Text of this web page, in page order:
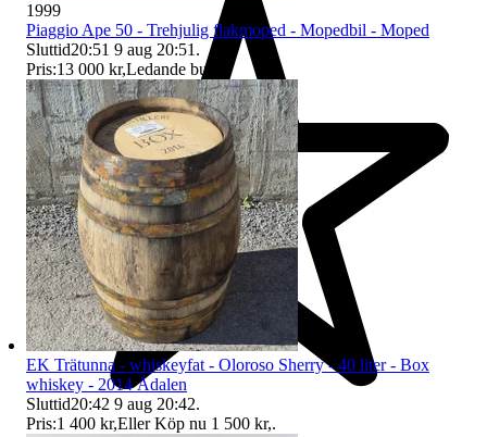
1999
Piaggio Ape 50 - Trehjulig flakmoped - Mopedbil - Moped
Sluttid20:51 9 aug 20:51 .
Pris:13 000 kr,Ledande bud
EK Trätunna - whiskeyfat - Oloroso Sherry - 40 liter - Box
whiskey - 2014 Ådalen
Sluttid20:42 9 aug 20:42.
Pris:1 400 kr,Eller Köp nu 1 500 kr,.